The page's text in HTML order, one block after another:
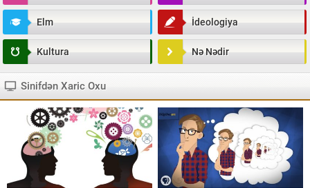
Elm İdeologiya
Kultura Nə Nədir
Sinifdən Xaric Oxu